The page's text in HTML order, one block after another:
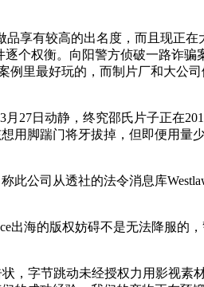
有较高的出名度，而且现正在
个权衡。向阳警方侦破一路诈
里最好玩的，而制片厂和大公
日动静，终究邵氏片子正在
脚踹门将牙拔掉，但即便用量
公司从透社的法令消息库
的版权妨碍不是无法降服的，
字节跳动未经授权力用影视素